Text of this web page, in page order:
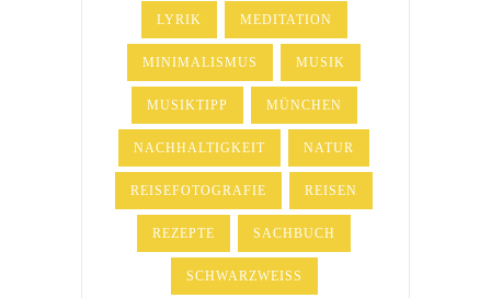
LYRIK MEDITATION
MINIMALISMUS MUSIK
MUSIKTIPP MÜNCHEN
NACHHALTIGKEIT NATUR
REISEFOTOGRAFIE REISEN
REZEPTE SACHBUCH
SCHWARZWEISS